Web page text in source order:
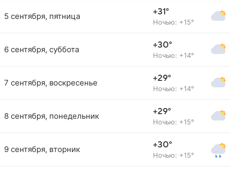
5 сентября, пятница +31°
Ночью: +15°
6 сентября, суббота +30°
Ночью: +14°
7 сентября, воскресенье +29°
Ночью: +14°
8 сентября, понедельник +29°
Ночью: +15°
9 сентября, вторник +30°
Ночью: +15°